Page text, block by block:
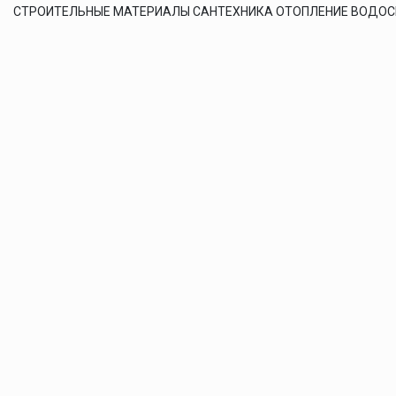
СТРОИТЕЛЬНЫЕ МАТЕРИАЛЫ САНТЕХНИКА ОТОПЛЕНИЕ